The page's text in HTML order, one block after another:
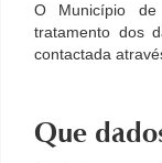
O Município
tratamento dos
contactada
Que